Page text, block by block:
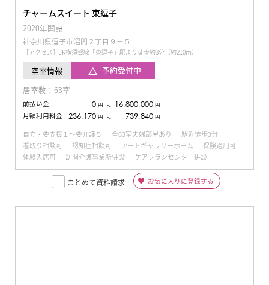
チャームスイート 東逗子
2020年開設
神奈川県逗子市沼間２丁目９−５
［アクセス］JR横須賀線「東逗子」駅より徒歩約3分（約210ｍ）
空室情報
予約受付中
居室数：63室
前払い金 0 円 〜 16,800,000 円
月額利用料金 236,170 円 〜 739,840 円
自立・要支援１～要介護５ 全63室夫婦部屋あり
駅近徒歩3分
看取り相談可
認知症相談可 アートギャラリーホーム
保険適用可
体験入居可
訪問介護事業所併設 ケアプランセンター併設
まとめて資料請求 お気に入りに登録する